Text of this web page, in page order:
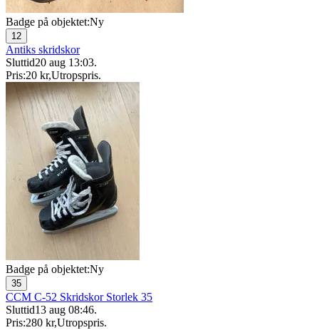
Badge på objektet:Ny
12
Antiks skridskor
Sluttid20 aug 13:03.
Pris:20 kr,Utropspris.
Badge på objektet:Ny
35
CCM C-52 Skridskor Storlek 35
Sluttid13 aug 08:46.
Pris:280 kr,Utropspris.